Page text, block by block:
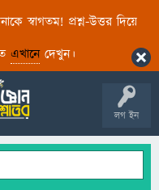
স্বাগতম! প্রশ্ন-উত্তর দিয়ে
এখানেদেখুন।
লগ ইন